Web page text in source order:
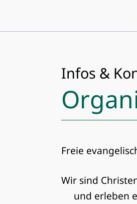
Infos &
Freie
Wir sind
und erleben